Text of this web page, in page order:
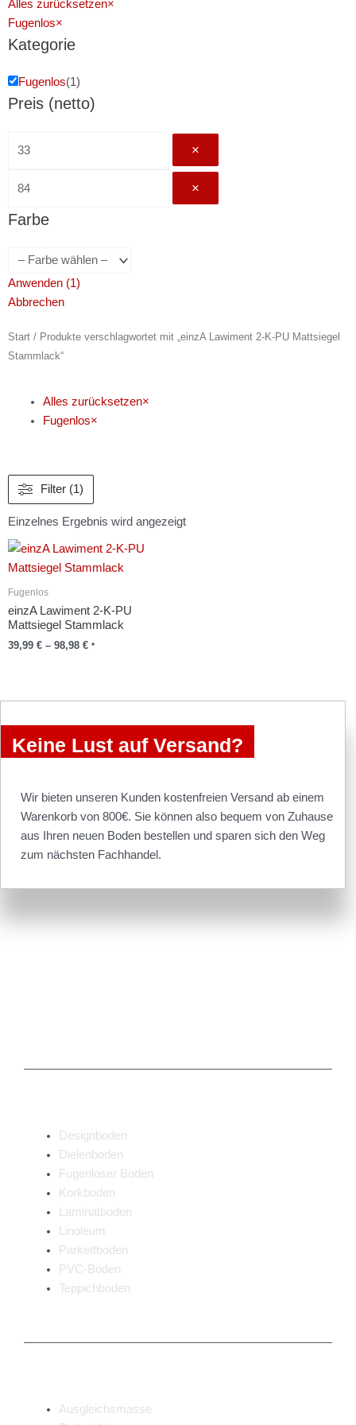
Alles zurücksetzen×
Fugenlos×
Kategorie
Fugenlos(1 )
Preis (netto)
×
×
Farbe
Anwenden (1)
Abbrechen
Start / Produkte verschlagwortet mit „einzA Lawiment 2-K-PU Mattsiegel
Stammlack“
Alles zurücksetzen×
Fugenlos×
Filter (1)
Einzelnes Ergebnis wird angezeigt
Fugenlos
einzA Lawiment 2-K-PU
Mattsiegel Stammlack
39,99 € – 98,98 € *
Keine Lust auf Versand?
Wir bieten unseren Kunden kostenfreien Versand ab einem
Warenkorb von 800€. Sie können also bequem von Zuhause
aus Ihren neuen Boden bestellen und sparen sich den Weg
zum nächsten Fachhandel.
Designboden
Dielenboden
Fugenloser Boden
Korkboden
Laminatboden
Linoleum
Parkettboden
PVC-Boden
Teppichboden
Ausgleichsmasse